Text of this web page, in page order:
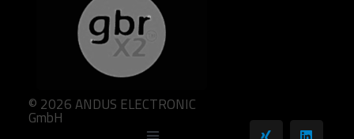
© 2026 ANDUS ELECTRONIC
GmbH